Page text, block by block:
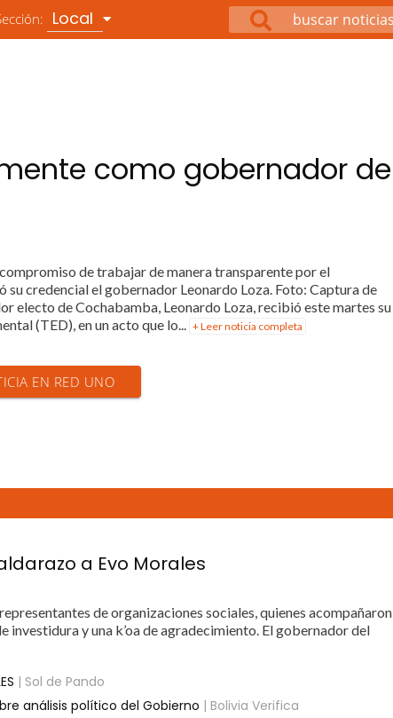
Local
como gobernador de
de trabajar de manera transparente por el
credencial el gobernador Leonardo Loza. Foto: Captura de
electo de Cochabamba, Leonardo Loza, recibió este martes su
(TED), en un acto que lo... + Leer noticia completa
EN RED UNO
a Evo Morales
de organizaciones sociales, quienes acompañaron
y una k’oa de agradecimiento. El gobernador del
| Sol de Pando
análisis político del Gobierno | Bolivia Verifica